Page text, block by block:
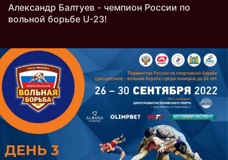
Александр Балтуев - чемпион России по
вольной борьбе U-23!